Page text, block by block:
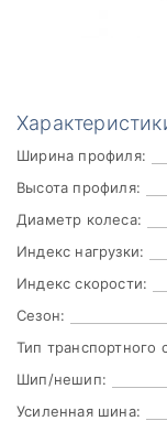
Ширина профиля:
Высота профиля:
Диаметр колеса:
Индекс нагрузки:
Индекс скорости:
Сезон:
Тип транспортного
Шип/нешип:
Усиленная шина: